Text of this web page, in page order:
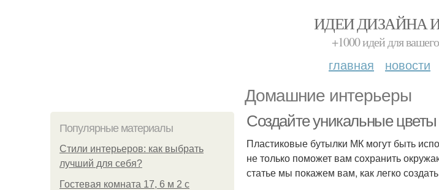
ИДЕИ ДИЗАЙНА
+1000 идей для
главная новости
Домашние интерьеры
Популярные материалы
Стили интерьеров: как выбрать
лучший для себя?
Гостевая комната 17, 6 м 2 с
Создайте уникальные
Пластиковые бутылки МК могут быть
не только поможет вам сохранить
статье мы покажем вам, как легко